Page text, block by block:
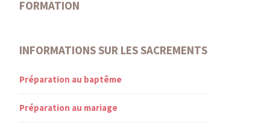
FORMATION
INFORMATIONS SUR LES SACREMENTS
Préparation au baptême
Préparation au mariage